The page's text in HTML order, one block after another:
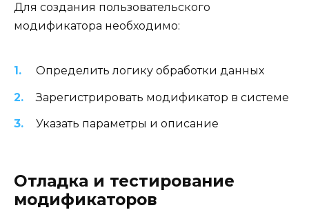
Для создания пользовательского
модификатора необходимо:
Определить логику обработки данных
Зарегистрировать модификатор в системе
Указать параметры и описание
Отладка и тестирование
модификаторов